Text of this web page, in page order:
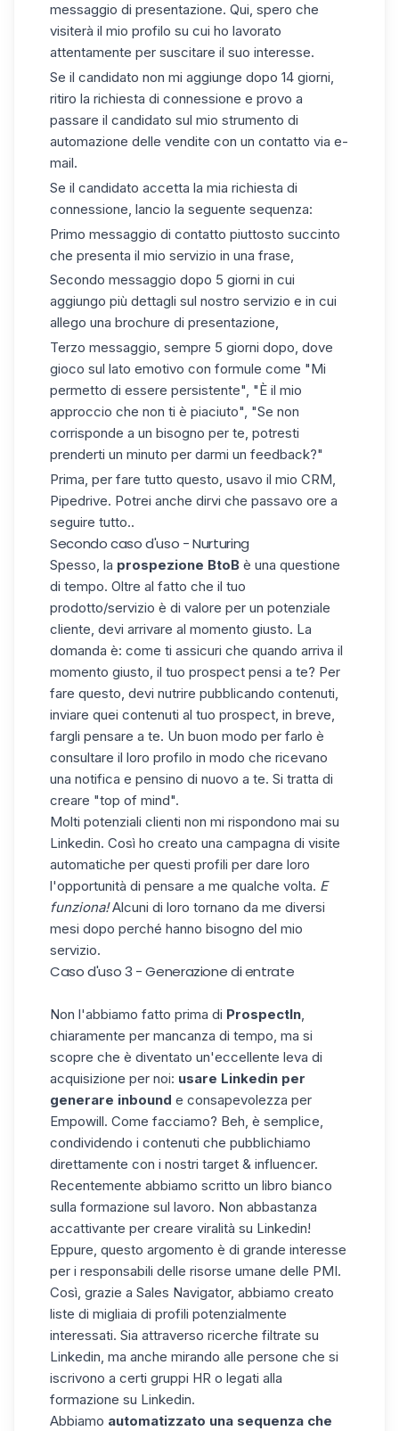
messaggio di presentazione. Qui, spero che
visiterà il mio profilo su cui ho lavorato
attentamente per suscitare il suo interesse.
Se il candidato non mi aggiunge dopo 14 giorni,
ritiro la richiesta di connessione e provo a
passare il candidato sul mio strumento di
automazione delle vendite con un contatto via e-
mail.
Se il candidato accetta la mia richiesta di
connessione, lancio la seguente sequenza:
Primo messaggio di contatto piuttosto succinto
che presenta il mio servizio in una frase,
Secondo messaggio dopo 5 giorni in cui
aggiungo più dettagli sul nostro servizio e in cui
allego una brochure di presentazione,
Terzo messaggio, sempre 5 giorni dopo, dove
gioco sul lato emotivo con formule come "Mi
permetto di essere persistente", "È il mio
approccio che non ti è piaciuto", "Se non
corrisponde a un bisogno per te, potresti
prenderti un minuto per darmi un feedback?"
Prima, per fare tutto questo, usavo il mio CRM,
Pipedrive. Potrei anche dirvi che passavo ore a
seguire tutto..
Secondo caso d'uso - Nurturing
Spesso, la prospezione BtoB è una questione
di tempo. Oltre al fatto che il tuo
prodotto/servizio è di valore per un potenziale
cliente, devi arrivare al momento giusto. La
domanda è: come ti assicuri che quando arriva il
momento giusto, il tuo prospect pensi a te? Per
fare questo, devi nutrire pubblicando contenuti,
inviare quei contenuti al tuo prospect, in breve,
fargli pensare a te. Un buon modo per farlo è
consultare il loro profilo in modo che ricevano
una notifica e pensino di nuovo a te. Si tratta di
creare "top of mind".
Molti potenziali clienti non mi rispondono mai su
Linkedin. Così ho creato una campagna di visite
automatiche per questi profili per dare loro
l'opportunità di pensare a me qualche volta. E
funziona!Alcuni di loro tornano da me diversi
mesi dopo perché hanno bisogno del mio
servizio.
Caso d'uso 3 - Generazione di entrate
Non l'abbiamo fatto prima di ProspectIn
chiaramente per mancanza di tempo, ma si
scopre che è diventato un'eccellente leva di
acquisizione per noi: usare Linkedin per
generare inbound e consapevolezza per
Empowill. Come facciamo? Beh, è semplice,
condividendo i contenuti che pubblichiamo
direttamente con i nostri target & influencer.
Recentemente abbiamo scritto un libro bianco
sulla formazione sul lavoro. Non abbastanza
accattivante per creare viralità su Linkedin!
Eppure, questo argomento è di grande interesse
per i responsabili delle risorse umane delle PMI.
Così, grazie a Sales Navigator, abbiamo creato
liste di migliaia di profili potenzialmente
interessati. Sia attraverso ricerche filtrate su
Linkedin, ma anche mirando alle persone che si
iscrivono a certi gruppi HR o legati alla
formazione su Linkedin.
Abbiamo automatizzato una sequenza che